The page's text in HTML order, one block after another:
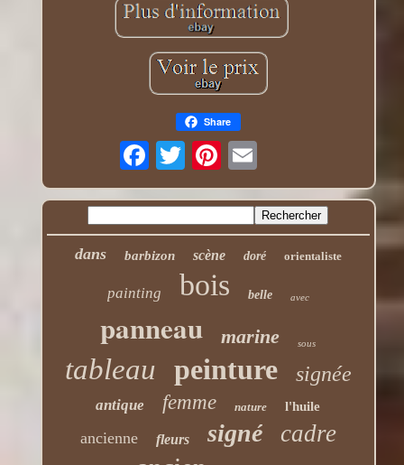
Share
dans barbizon scène doré orientaliste
painting bois belle avec
panneau marine sous
tableau peinture signée
antique femme nature l'huile
ancienne fleurs signé cadre